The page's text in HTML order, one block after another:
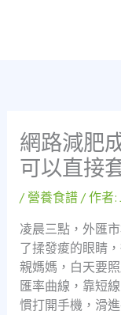
網路減肥
可以直接
/ 營養食譜/ 作者:
凌晨三點，外匯
了揉發痠的眼睛
親媽媽，白天要
匯率曲線，靠短
慣打開手機，滑